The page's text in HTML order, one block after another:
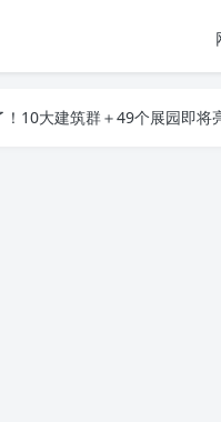
下载｜总2.7G，压缩后仅
10大建筑群＋49个展园即将
10大建筑群＋49个展园即将